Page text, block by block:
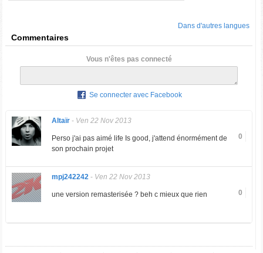
Dans d'autres langues
Commentaires
Vous n'êtes pas connecté
Se connecter avec Facebook
Altaïr- Ven 22 Nov 2013
0
Perso j'ai pas aimé life Is good, j'attend énormément de
son prochain projet
mpj242242- Ven 22 Nov 2013
0
une version remasterisée ? beh c mieux que rien